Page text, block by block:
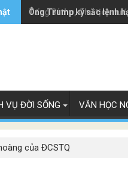
Ông Trump ký sắc lệnh
Tổng Bí thư, Chủ tịch
VỤ ĐỜI SỐNG VĂN HỌC
của ĐCSTQ